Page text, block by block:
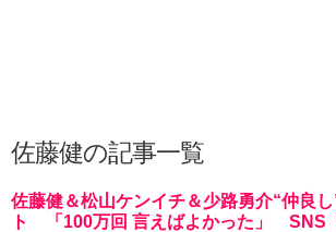
佐藤健の記事一覧
佐藤健＆松山ケンイチ＆少路勇介“仲良
ト 「100万回 言えばよかった」 SNS